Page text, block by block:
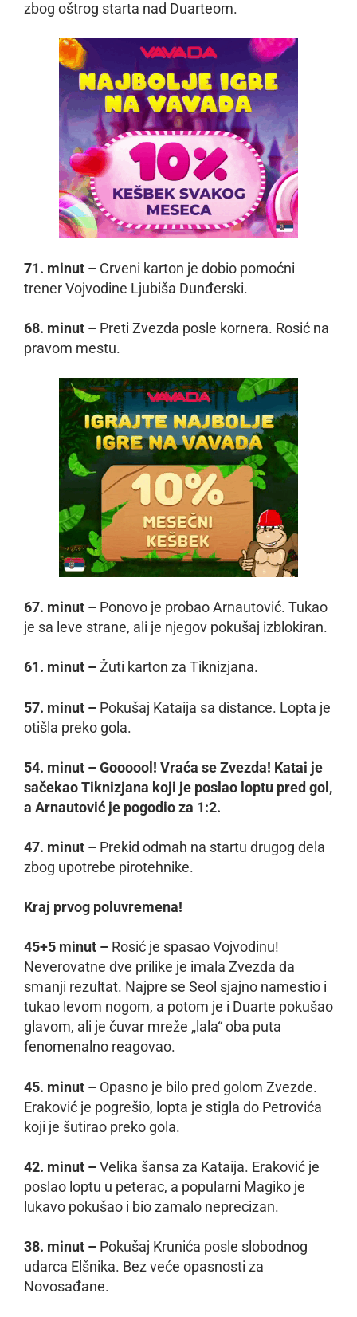
zbog oštrog starta nad Duarteom.
71. minut – Crveni karton je dobio pomoćni
trener Vojvodine Ljubiša Dunđerski.
68. minut – Preti Zvezda posle kornera. Rosić na
pravom mestu.
67. minut – Ponovo je probao Arnautović. Tukao
je sa leve strane, ali je njegov pokušaj izblokiran.
61. minut –Žuti karton za Tiknizjana.
57. minut – Pokušaj Kataija sa distance. Lopta je
otišla preko gola.
54. minut – Goooool! Vraća se Zvezda! Katai je
sačekao Tiknizjana koji je poslao loptu pred gol,
a Arnautović je pogodio za 1:2.
47. minut – Prekid odmah na startu drugog dela
zbog upotrebe pirotehnike.
Kraj prvog poluvremena!
45+5 minut – Rosić je spasao Vojvodinu!
Neverovatne dve prilike je imala Zvezda da
smanji rezultat. Najpre se Seol sjajno namestio i
tukao levom nogom, a potom je i Duarte pokušao
glavom, ali je čuvar mreže „lala“ oba puta
fenomenalno reagovao.
45. minut – Opasno je bilo pred golom Zvezde.
Eraković je pogrešio, lopta je stigla do Petrovića
koji je šutirao preko gola.
42. minut –Velika šansa za Kataija. Eraković je
poslao loptu u peterac, a popularni Magiko je
lukavo pokušao i bio zamalo neprecizan.
38. minut – Pokušaj Krunića posle slobodnog
udarca Elšnika. Bez veće opasnosti za
Novosađane.